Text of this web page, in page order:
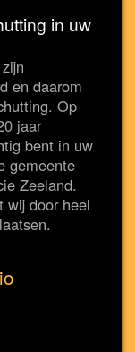
in uw
en daarom
Op
jaar
bent in uw
gemeente
Zeeland.
wij door heel